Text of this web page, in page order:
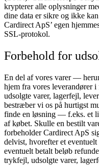
krypterer alle oplysninger
dine data er sikre og ikke
Cardirect ApS’ egen
SSL-protokol.
Forbehold for
En del af vores varer —
hjem fra vores leverandører
udsolgte varer, lagerfejl,
bestræber vi os på hurtigst
finde en løsning — f.eks. et
af købet. Skulle en bestilt
forbeholder Cardirect ApS
delvist, hvorefter et
eventuelt betalt beløb
trykfejl, udsolgte varer,